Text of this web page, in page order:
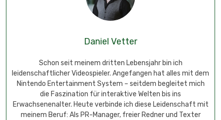
Daniel Vetter
Schon seit meinem dritten Lebensjahr bin ich
leidenschaftlicher Videospieler. Angefangen hat alles mit dem
Nintendo Entertainment System – seitdem begleitet mich
die Faszination für interaktive Welten bis ins
Erwachsenenalter. Heute verbinde ich diese Leidenschaft mit
meinem Beruf: Als PR-Manager, freier Redner und Texter